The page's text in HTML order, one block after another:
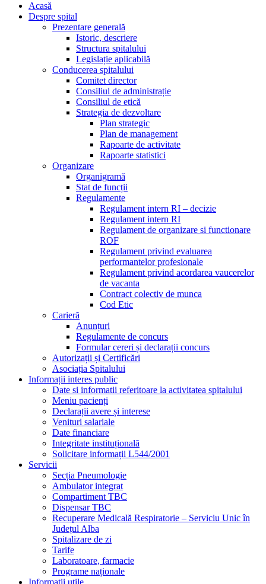
Acasă
Despre spital
Prezentare generală
Istoric, descriere
Structura spitalului
Legislație aplicabilă
Conducerea spitalului
Comitet director
Consiliul de administrație
Consiliul de etică
Strategia de dezvoltare
Plan strategic
Plan de management
Rapoarte de activitate
Rapoarte statistici
Organizare
Organigramă
Stat de funcții
Regulamente
Regulament intern RI – decizie
Regulament intern RI
Regulament de organizare si functionare
ROF
Regulament privind evaluarea
performantelor profesionale
Regulament privind acordarea vaucerelor
de vacanta
Contract colectiv de munca
Cod Etic
Carieră
Anunțuri
Regulamente de concurs
Formular cereri și declarații concurs
Autorizații și Certificări
Asociația Spitalului
Informații interes public
Date si informatii referitoare la activitatea spitalului
Meniu pacienți
Declarații avere și interese
Venituri salariale
Date financiare
Integritate instituțională
Solicitare informații L544/2001
Servicii
Secția Pneumologie
Ambulator integrat
Compartiment TBC
Dispensar TBC
Recuperare Medicală Respiratorie – Serviciu Unic în
Județul Alba
Spitalizare de zi
Tarife
Laboratoare, farmacie
Programe naționale